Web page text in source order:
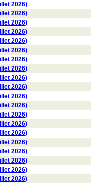
2026)
2026)
2026)
2026)
2026)
2026)
2026)
2026)
2026)
2026)
2026)
2026)
2026)
2026)
2026)
2026)
2026)
2026)
2026)
2026)